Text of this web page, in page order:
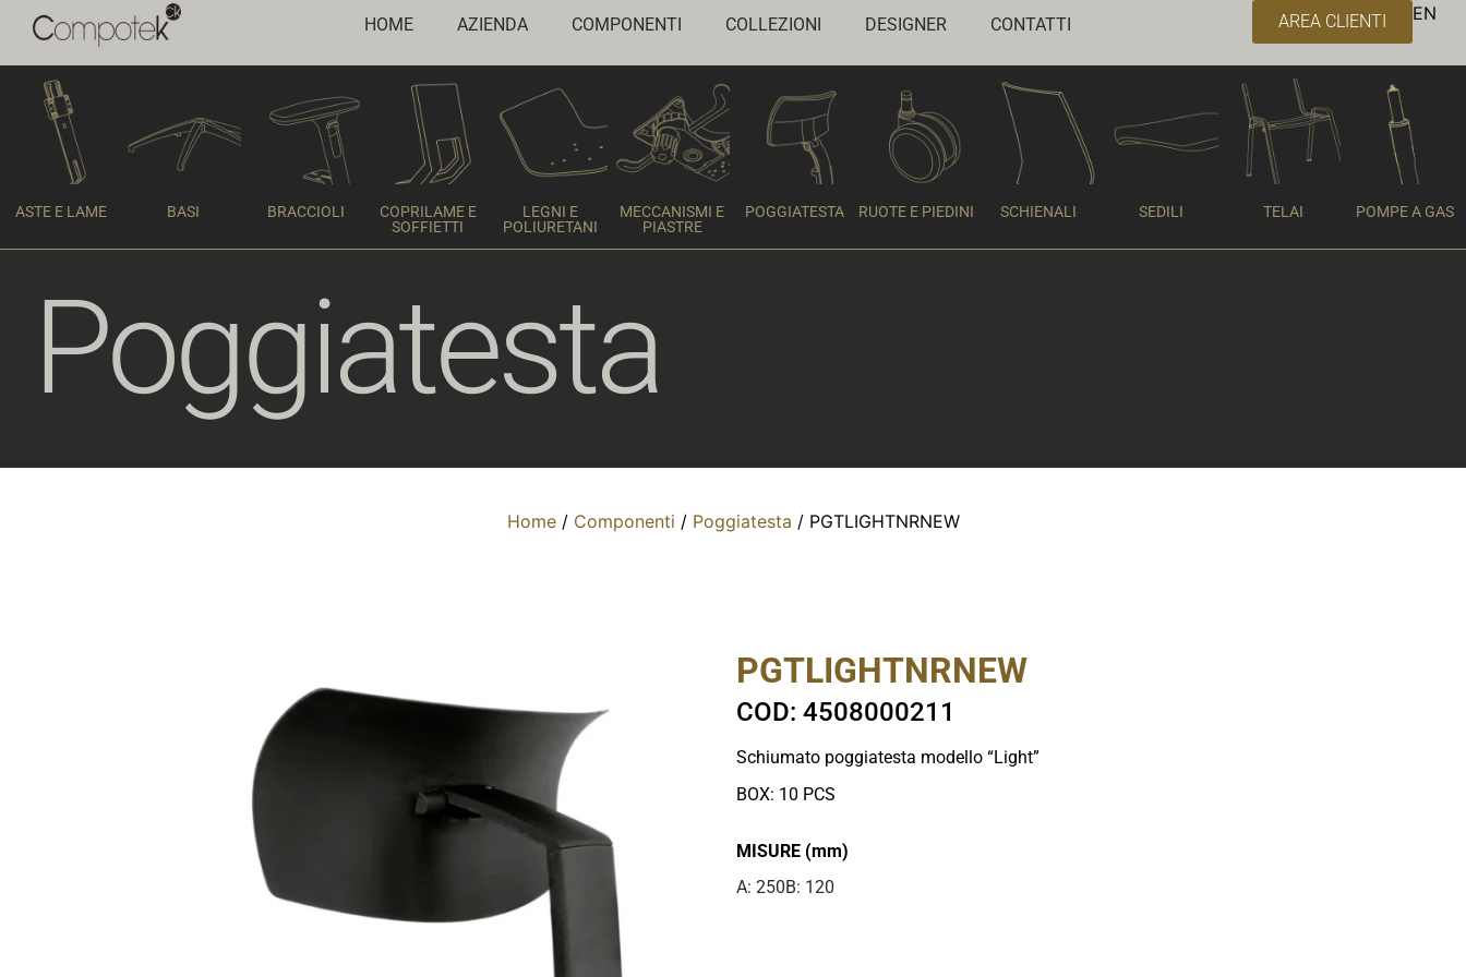
HOME AZIENDA COMPONENTI COLLEZIONI DESIGNER CONTATTI AREA CLIENTI EN
ASTE E LAME BASI BRACCIOLI
COPRILAME E
SOFFIETTI
LEGNI E
POLIURETANI
MECCANISMI E
PIASTRE
POGGIATESTA RUOTE E PIEDINI SCHIENALI SEDILI TELAI POMPE A GAS
Poggiatesta
Home/ Componenti / Poggiatesta / PGTLIGHTNRNEW
PGTLIGHTNRNEW
COD: 4508000211
Schiumato poggiatesta modello “Light”
BOX: 10 PCS
MISURE (mm)
A: 250B: 120